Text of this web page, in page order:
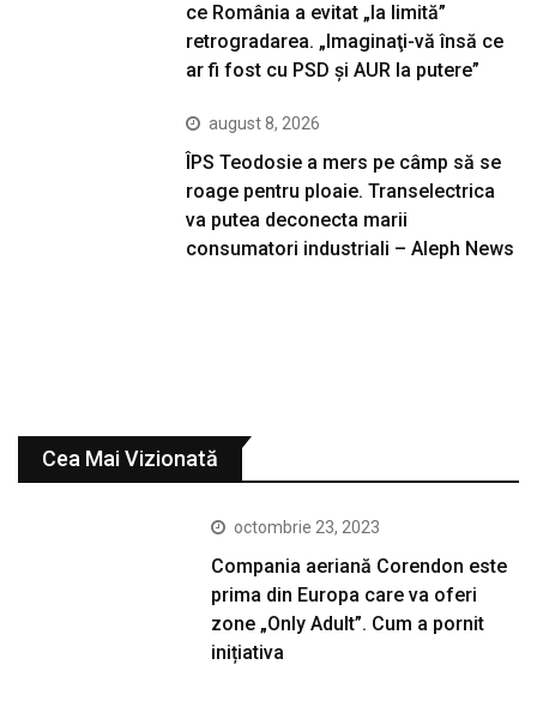
ce România a evitat „la limită”
retrogradarea. „Imaginaţi-vă însă ce
ar fi fost cu PSD şi AUR la putere”
august 8, 2026
ÎPS Teodosie a mers pe câmp să se
roage pentru ploaie. Transelectrica
va putea deconecta marii
consumatori industriali – Aleph News
Cea Mai Vizionată
octombrie 23, 2023
Compania aeriană Corendon este
prima din Europa care va oferi
zone „Only Adult”. Cum a pornit
inițiativa